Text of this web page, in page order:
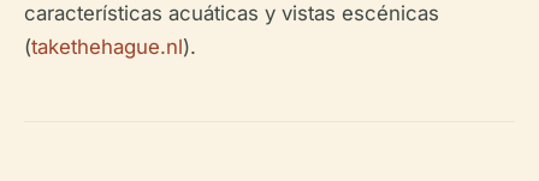
características acuáticas y vistas escénicas
(takethehague.nl).